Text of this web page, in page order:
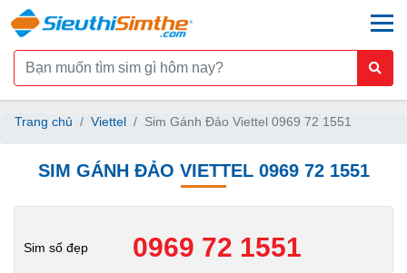
Trang chủ Viettel Sim Gánh Đảo Viettel 0969 72 1551
SIM GÁNH ĐẢO VIETTEL 0969 72 1551
Sim số đẹp 0969 72 1551